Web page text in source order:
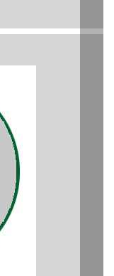
y nos lleva a no